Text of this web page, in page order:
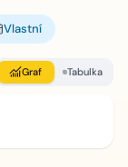
Vlastní
Graf Tabulka